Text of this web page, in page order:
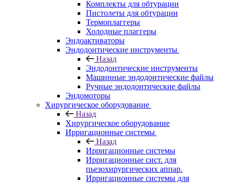
Комплекты для обтурации
Пистолеты для обтурации
Термоплаггеры
Холодные плаггеры
Эндоактиваторы
Эндодонтические инструменты
Назад
Эндодонтические инструменты
Машинные эндодонтические файлы
Ручные эндодонтические файлы
Эндомоторы
Хирургическое оборудование
Назад
Хирургическое оборудование
Ирригационные системы
Назад
Ирригационные системы
Ирригационные сист. для
пьезохирургических аппар.
Ирригационные системы для